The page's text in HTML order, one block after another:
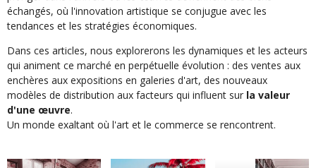
échangés, où l'innovation artistique se conjugue avec les
tendances et les stratégies économiques.
Dans ces articles, nous explorerons les dynamiques et les acteurs
qui animent ce marché en perpétuelle évolution : des ventes aux
enchères aux expositions en galeries d'art, des nouveaux
modèles de distribution aux facteurs qui influent sur la valeur
d'une œuvre.
Un monde exaltant où l'art et le commerce se rencontrent.